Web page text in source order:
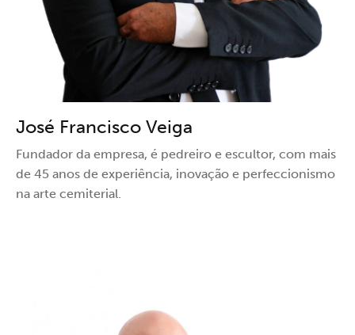
José Francisco Veiga
Fundador da empresa, é pedreiro e escultor, com mais
de 45 anos de experiência, inovação e perfeccionismo
na arte cemiterial.